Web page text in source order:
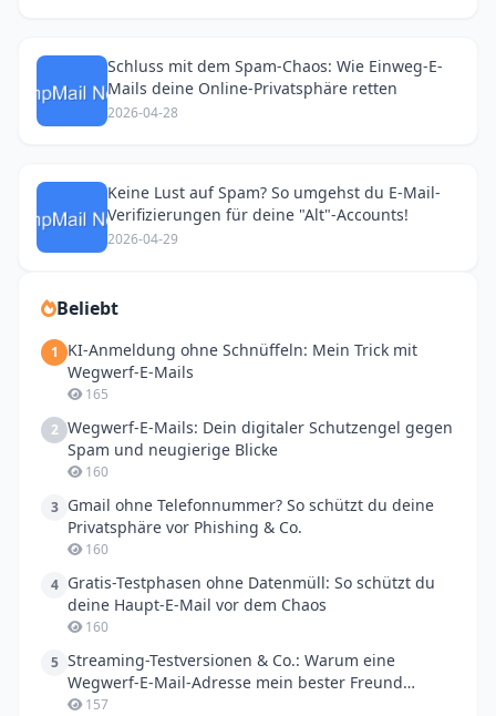
Schluss mit dem Spam-Chaos: Wie Einweg-E-
Mails deine Online-Privatsphäre retten
2026-04-28
Keine Lust auf Spam? So umgehst du E-Mail-
Verifizierungen für deine "Alt"-Accounts!
2026-04-29
Beliebt
1
KI-Anmeldung ohne Schnüffeln: Mein Trick mit
Wegwerf-E-Mails
165
2 Wegwerf-E-Mails: Dein digitaler Schutzengel gegen
Spam und neugierige Blicke
160
3 Gmail ohne Telefonnummer? So schützt du deine
Privatsphäre vor Phishing & Co.
160
4 Gratis-Testphasen ohne Datenmüll: So schützt du
deine Haupt-E-Mail vor dem Chaos
160
5 Streaming-Testversionen & Co.: Warum eine
Wegwerf-E-Mail-Adresse mein bester Freund
geworden ist
157